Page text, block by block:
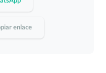
enlace